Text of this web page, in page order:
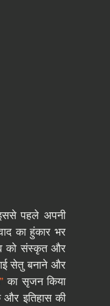
पहले अपनी
का हुंकार भर
को संस्कृत और
सेतु बनाने और
” का सृजन किया
इतिहास की